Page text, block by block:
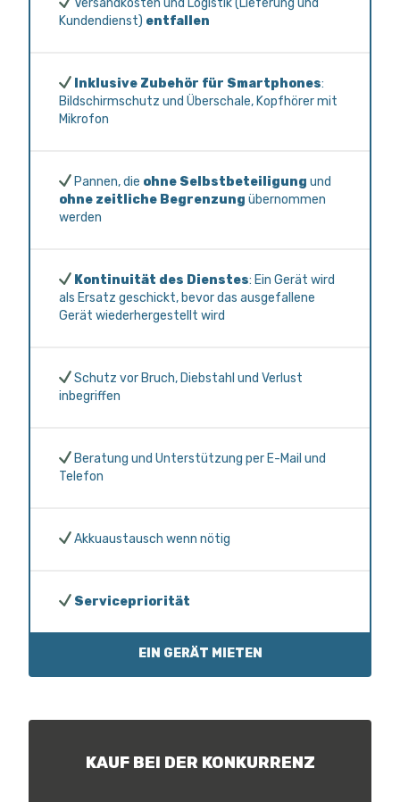
Kundendienst) entfallen
Inklusive Zubehör für Smartphones:
Bildschirmschutz und Überschale, Kopfhörer mit
Mikrofon
Pannen, die ohne Selbstbeteiligung und
ohne zeitliche Begrenzung übernommen
werden
Kontinuität des Dienstes: Ein Gerät wird
als Ersatz geschickt, bevor das ausgefallene
Gerät wiederhergestellt wird
Schutz vor Bruch, Diebstahl und Verlust
inbegriffen
Beratung und Unterstützung per E-Mail und
Telefon
Akkuaustausch wenn nötig
Servicepriorität
EIN GERÄT MIETEN
KAUF BEI DER KONKURRENZ